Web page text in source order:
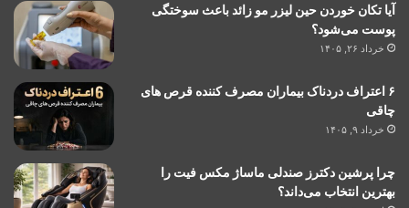
آیا تکان خوردن حین لیزر مو زائد باعث سوختگی
پوست می‌شود؟
خرداد ۲۶, ۱۴۰۵
۶ اعتراف دردناک بیماران مصرف کننده قرص های
چاقی
خرداد ۹, ۱۴۰۵
چرا پرشین دکترز صندلی ماساژ مکس فیت را
بهترین انتخاب می‌داند؟